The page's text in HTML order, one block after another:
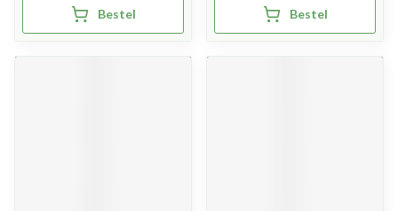
Bestel Bestel